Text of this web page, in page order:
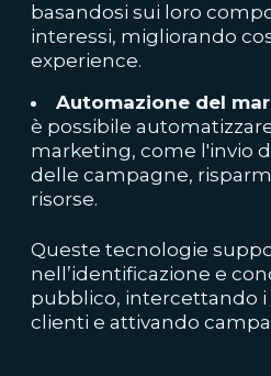
basandosi sui loro
interessi, migliorando
experience.
Automazione del
è possibile
marketing, come l'invio
delle campagne,
risorse.
Queste tecnologie
nell’identificazione e
pubblico, intercettando i
clienti e attivando